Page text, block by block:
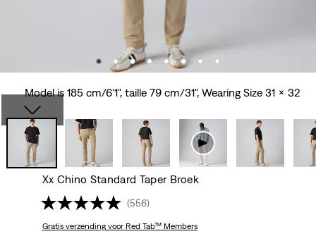
Model is 185 cm/6'1", taille 79 cm/31", Wearing Size 31 x 32
Xx Chino Standard Taper Broek
(556)
Gratis verzendingvoor Red Tab™ Members